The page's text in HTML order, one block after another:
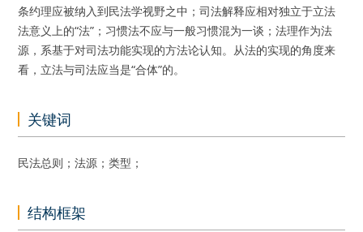
条约理应被纳入到民法学视野之中；司法解释应相对独立于立法
法意义上的“法”；习惯法不应与一般习惯混为一谈；法理作为法
源，系基于对司法功能实现的方法论认知。从法的实现的角度来
看，立法与司法应当是“合体”的。
关键词
民法总则；法源；类型；
结构框架